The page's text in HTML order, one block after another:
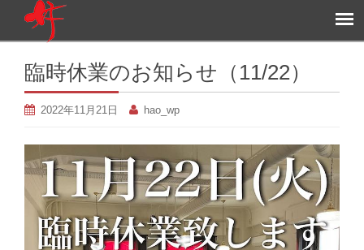
臨時休業のお知らせ（11/22）
2022年11月21日 hao_wp